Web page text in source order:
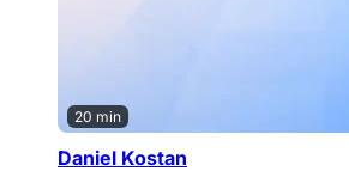
20 min
Daniel Kostan